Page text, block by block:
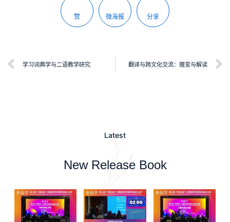
赞 微海报 分享
学习词典学与二语教学研究 翻译与跨文化交流：嬗变与解读
Latest
New Release Book